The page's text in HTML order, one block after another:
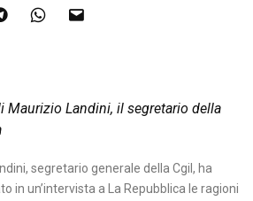
Maurizio Landini, il segretario della
segretario generale della Cgil, ha
in un’intervista a La Repubblica le ragioni